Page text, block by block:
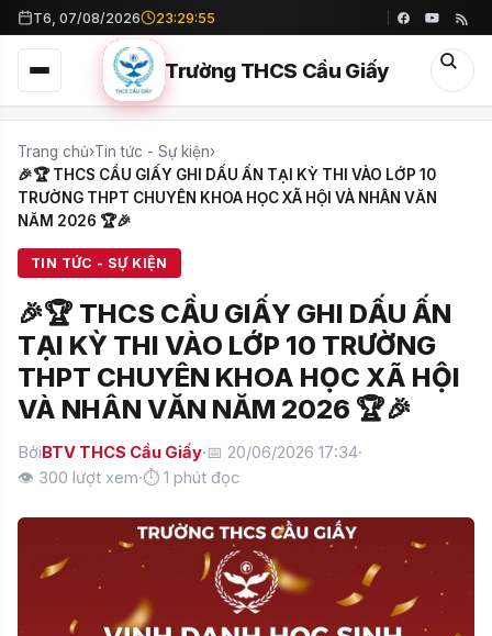
T6, 07/08/2026 23:29:56
Trường THCS Cầu Giấy
Trang chủ›Tin tức - Sự kiện›
🎉🏆 THCS CẦU GIẤY GHI DẤU ẤN TẠI KỲ THI VÀO LỚP 10
TRƯỜNG THPT CHUYÊN KHOA HỌC XÃ HỘI VÀ NHÂN VĂN
NĂM 2026 🏆🎉
TIN TỨC - SỰ KIỆN
🎉🏆 THCS CẦU GIẤY GHI DẤU ẤN
TẠI KỲ THI VÀO LỚP 10 TRƯỜNG
THPT CHUYÊN KHOA HỌC XÃ HỘI
VÀ NHÂN VĂN NĂM 2026 🏆🎉
BởiBTV THCS Cầu Giấy·📅 20/06/2026 17:34·
👁 300 lượt xem·⏱ 1 phút đọc